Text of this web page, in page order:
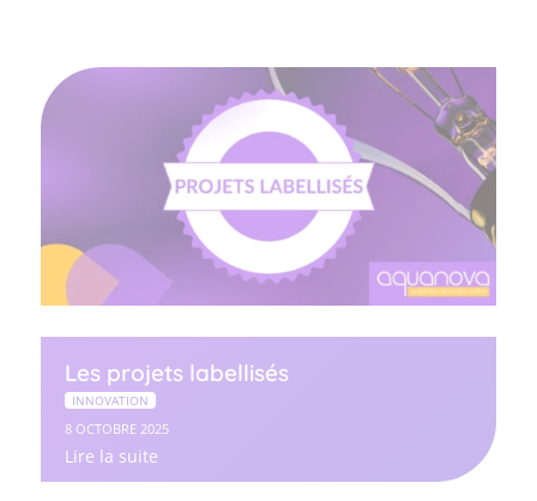
Les projets labellisés
INNOVATION
8 OCTOBRE 2025
Lire la suite